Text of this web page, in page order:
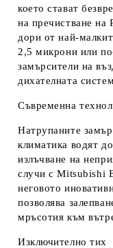
което стават
на пречистване на
дори от най-
2,5 микрони или
замърсители на
дихателната
Съвременна
Натрупаните
климатика водят
излъчване на
случи с Mitsubishi
неговото
позволява
мръсотия към
Изключително тих